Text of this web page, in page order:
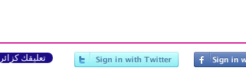
تعليقك كزائر